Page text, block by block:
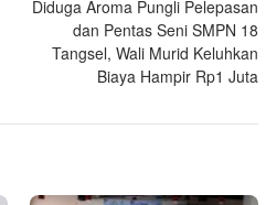
Diduga Aroma Pungli Pelepasan
dan Pentas Seni SMPN 18
Tangsel, Wali Murid Keluhkan
Biaya Hampir Rp1 Juta